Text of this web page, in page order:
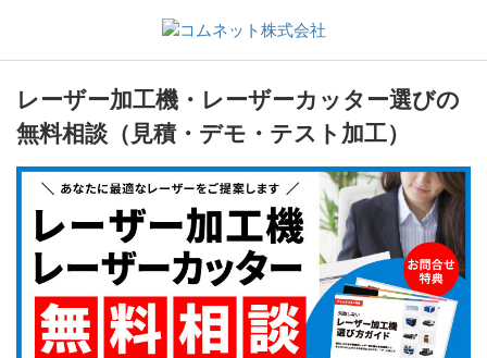
レーザー加工機・レーザーカッター選びの
無料相談（見積・デモ・テスト加工）